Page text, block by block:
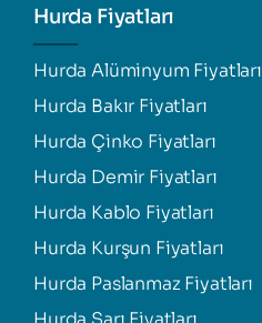
Hurda Fiyatları
Hurda Alüminyum Fiyatları
Hurda Bakır Fiyatları
Hurda Çinko Fiyatları
Hurda Demir Fiyatları
Hurda Kablo Fiyatları
Hurda Kurşun Fiyatları
Hurda Paslanmaz Fiyatları